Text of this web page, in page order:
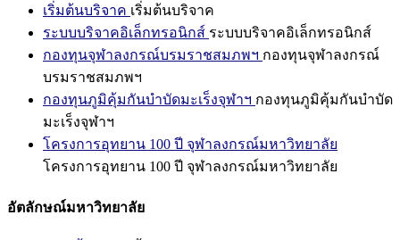
เริ่มต้นบริจาค เริ่มต้นบริจาค
ระบบบริจาคอิเล็กทรอนิกส์ ระบบบริจาคอิเล็กทรอนิกส์
กองทุนจุฬาลงกรณ์บรมราชสมภพฯ กองทุนจุฬาลงกรณ์
บรมราชสมภพฯ
กองทุนภูมิคุ้มกันบำบัดมะเร็งจุฬาฯ กองทุนภูมิคุ้มกันบำบัด
มะเร็งจุฬาฯ
โครงการอุทยาน 100 ปี จุฬาลงกรณ์มหาวิทยาลัย
โครงการอุทยาน 100 ปี จุฬาลงกรณ์มหาวิทยาลัย
อัตลักษณ์มหาวิทยาลัย